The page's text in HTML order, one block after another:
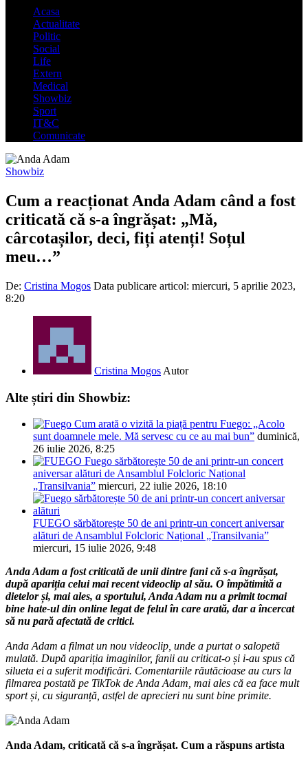
Acasa
Actualitate
Politic
Social
Life
Extern
Medical
Showbiz
Sport
IT&C
Comunicate
Showbiz
Cum a reacționat Anda Adam când a fost
criticată că s-a îngrășat: „Mă,
cârcotașilor, deci, fiți atenți! Soțul
meu…”
De: Cristina Mogos Data publicare articol: miercuri, 5 aprilie 2023,
8:20
Cristina Mogos Autor
Alte știri din Showbiz:
Cum arată o vizită la piață pentru Fuego: „Acolo
sunt doamnele mele. Mă servesc cu ce au mai bun” duminică,
26 iulie 2026, 8:25
Fuego sărbătorește 50 de ani printr-un concert
aniversar alături de Ansamblul Folcloric Național
„Transilvania” miercuri, 22 iulie 2026, 18:10
FUEGO sărbătorește 50 de ani printr-un concert aniversar
alături de Ansamblul Folcloric Național „Transilvania”
miercuri, 15 iulie 2026, 9:48
Anda Adam a fost criticată de unii dintre fani că s-a îngrășat,
după apariția celui mai recent videoclip al său. O împătimită a
dietelor și, mai ales, a sportului, Anda Adam nu a primit tocmai
bine hate-ul din online legat de felul în care arată, dar a încercat
să nu pară afectată de critici.
Anda Adam a filmat un nou videoclip, unde a purtat o salopetă
mulată. După apariția imaginilor, fanii au criticat-o și i-au spus că
silueta ei a suferit modificări. Comentariile răutăcioase au curs la
filmarea postată pe TikTok de Anda Adam, mai ales că ea face mult
sport și, cu siguranță, astfel de aprecieri nu sunt bine primite.
Anda Adam, criticată că s-a îngrășat. Cum a răspuns artista